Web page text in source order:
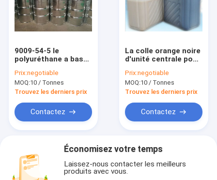
9009-54-5 le
polyuréthane a basé
deux composants
pour l'épurateur d'air
Prix:negotiable
MOQ:10 / Tonnes
Trouvez les derniers prix
Contactez
La colle orange noire
d'unité centrale pour
d'automobile est
employée pour le
matériel de filtres à
centrale
Prix:negotiable
MOQ:10 / Tonnes
Trouvez les derniers prix
Contactez
Économisez votre temps
Laissez-nous contacter les meilleurs
produits avec vous.